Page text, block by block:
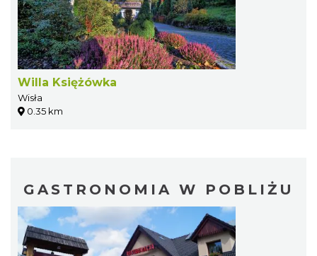
Willa Księżówka
Wisła
0.35 km
GASTRONOMIA W POBLIŻU